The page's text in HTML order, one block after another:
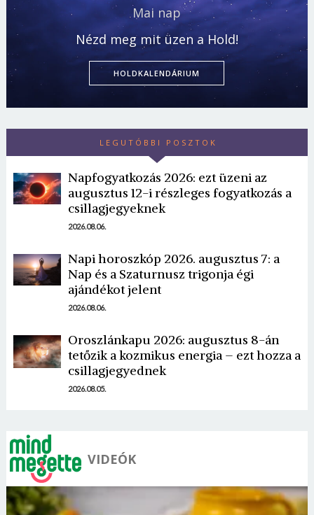
Mai nap
Nézd meg mit üzen a Hold!
HOLDKALENDÁRIUM
LEGUTÓBBI POSZTOK
Napfogyatkozás 2026: ezt üzeni az
augusztus 12-i részleges fogyatkozás a
csillagjegyeknek
2026.08.06.
Napi horoszkóp 2026. augusztus 7: a
Nap és a Szaturnusz trigonja égi
ajándékot jelent
2026.08.06.
Oroszlánkapu 2026: augusztus 8-án
tetőzik a kozmikus energia – ezt hozza a
csillagjegyednek
2026.08.05.
VIDEÓK